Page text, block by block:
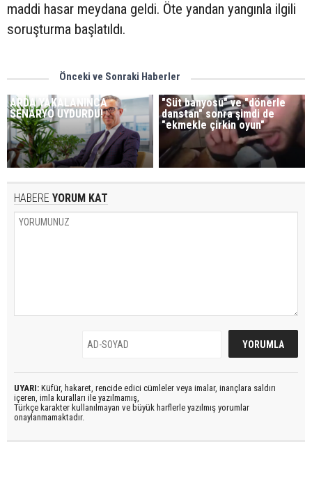
maddi hasar meydana geldi. Öte yandan yangınla ilgili
soruşturma başlatıldı.
Önceki ve Sonraki Haberler
ARDA YAKALANINCA
SENARYO UYDURDU!
"Süt banyosu" ve "dönerle
danstan" sonra şimdi de
"ekmekle çirkin oyun"
HABERE YORUM KAT
UYARI: Küfür, hakaret, rencide edici cümleler veya imalar, inançlara saldırı
içeren, imla kuralları ile yazılmamış,
Türkçe karakter kullanılmayan ve büyük harflerle yazılmış yorumlar
onaylanmamaktadır.